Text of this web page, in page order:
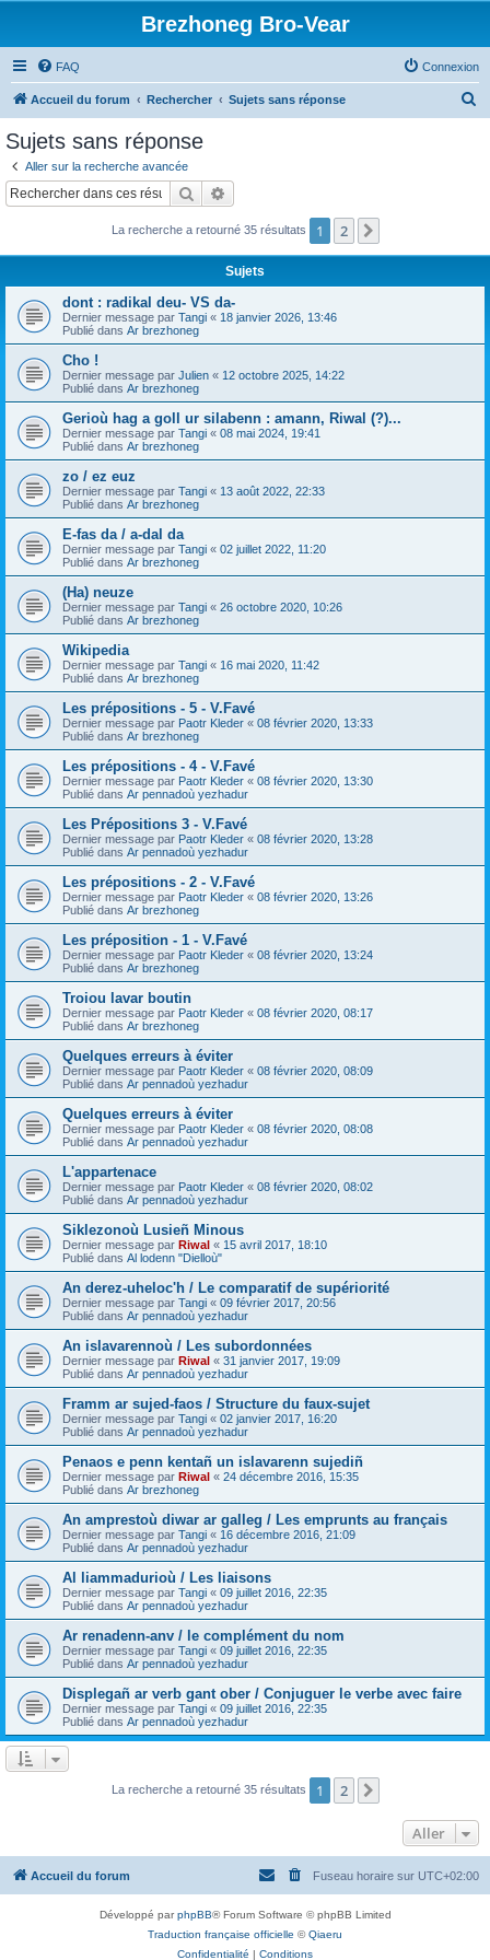
Brezhoneg Bro-Vear
FAQ Connexion
Accueil du forum Rechercher Sujets sans réponse
c
Sujets sans réponse
Aller sur la recherche avancée
Rechercher
La recherche a retourné 35 résultats 1 2
Sujets
dont : radikal deu- VS da-
Dernier message par Tangi « 18 janvier 2026, 13:46
Publié dans Ar brezhoneg
Cho !
Dernier message par Julien « 12 octobre 2025, 14:22
Publié dans Ar brezhoneg
Gerioù hag a goll ur silabenn : amann, Riwal (?)...
Dernier message par Tangi « 08 mai 2024, 19:41
Publié dans Ar brezhoneg
zo / ez euz
Dernier message par Tangi « 13 août 2022, 22:33
Publié dans Ar brezhoneg
E-fas da / a-dal da
Dernier message par Tangi « 02 juillet 2022, 11:20
Publié dans Ar brezhoneg
(Ha) neuze
Dernier message par Tangi « 26 octobre 2020, 10:26
Publié dans Ar brezhoneg
Wikipedia
Dernier message par Tangi « 16 mai 2020, 11:42
Publié dans Ar brezhoneg
Les prépositions - 5 - V.Favé
Dernier message par Paotr Kleder « 08 février 2020, 13:33
Publié dans Ar brezhoneg
Les prépositions - 4 - V.Favé
Dernier message par Paotr Kleder « 08 février 2020, 13:30
Publié dans Ar pennadoù yezhadur
Les Prépositions 3 - V.Favé
Dernier message par Paotr Kleder « 08 février 2020, 13:28
Publié dans Ar pennadoù yezhadur
Les prépositions - 2 - V.Favé
Dernier message par Paotr Kleder « 08 février 2020, 13:26
Publié dans Ar brezhoneg
Les préposition - 1 - V.Favé
Dernier message par Paotr Kleder « 08 février 2020, 13:24
Publié dans Ar brezhoneg
Troiou lavar boutin
Dernier message par Paotr Kleder « 08 février 2020, 08:17
Publié dans Ar brezhoneg
Quelques erreurs à éviter
Dernier message par Paotr Kleder « 08 février 2020, 08:09
Publié dans Ar pennadoù yezhadur
Quelques erreurs à éviter
Dernier message par Paotr Kleder « 08 février 2020, 08:08
Publié dans Ar pennadoù yezhadur
L'appartenace
Dernier message par Paotr Kleder « 08 février 2020, 08:02
Publié dans Ar pennadoù yezhadur
Siklezonoù Lusieñ Minous
Dernier message par Riwal « 15 avril 2017, 18:10
Publié dans Al lodenn "Dielloù"
An derez-uheloc'h / Le comparatif de supériorité
Dernier message par Tangi « 09 février 2017, 20:56
Publié dans Ar pennadoù yezhadur
An islavarennoù / Les subordonnées
Dernier message par Riwal « 31 janvier 2017, 19:09
Publié dans Ar pennadoù yezhadur
Framm ar sujed-faos / Structure du faux-sujet
Dernier message par Tangi « 02 janvier 2017, 16:20
Publié dans Ar pennadoù yezhadur
Penaos e penn kentañ un islavarenn sujediñ
Dernier message par Riwal « 24 décembre 2016, 15:35
Publié dans Ar brezhoneg
An amprestoù diwar ar galleg / Les emprunts au français
Dernier message par Tangi « 16 décembre 2016, 21:09
Publié dans Ar pennadoù yezhadur
Al liammadurioù / Les liaisons
Dernier message par Tangi « 09 juillet 2016, 22:35
Publié dans Ar pennadoù yezhadur
Ar renadenn-anv / le complément du nom
Dernier message par Tangi « 09 juillet 2016, 22:35
Publié dans Ar pennadoù yezhadur
Displegañ ar verb gant ober / Conjuguer le verbe avec faire
Dernier message par Tangi « 09 juillet 2016, 22:35
Publié dans Ar pennadoù yezhadur
La recherche a retourné 35 résultats 1 2
Aller
Accueil du forum Fuseau horaire sur UTC+02:00
Développé parphpBB® Forum Software © phpBB Limited
Traduction française officielle ©Qiaeru
Confidentialité | Conditions